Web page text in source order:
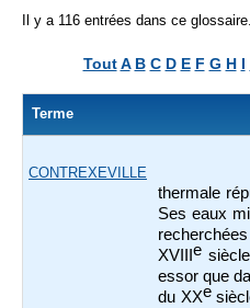
Il y a 116 entrées dans ce glossaire.
Tout A B C D E F G H I
Terme
CONTREXEVILLE
thermale
Ses eaux
XVIII e
essor que
du XXe